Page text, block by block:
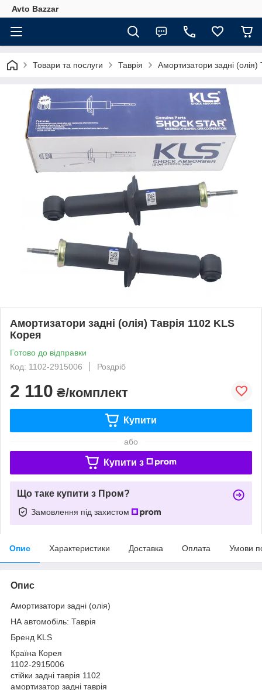
Avto Bazzar
Товари та послуги Таврія Амортизатори задні
Амортизатори задні (олія) Таврія 1102 KLS
Корея
Готово до відправки
Код: 1102-2915006
Роздріб
2 110 ₴/комплект
Купити
або
Купити з
Що таке купити з Пром?
Замовлення під захистом
Опис Характеристики Доставка Оплата Умови
Опис
Амортизатори задні (олія)
НА автомобіль: Таврія
Бренд KLS
Країна Корея
1102-2915006
стійки задні таврія 1102
амортизатор задні таврія